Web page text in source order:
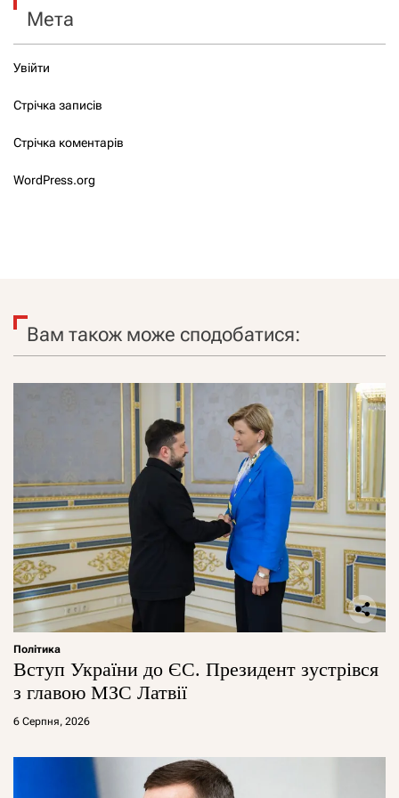
Мета
Увійти
Стрічка записів
Стрічка коментарів
WordPress.org
Вам також може сподобатися:
Політика
Вступ України до ЄС. Президент зустрівся
з главою МЗС Латвії
6 Серпня, 2026